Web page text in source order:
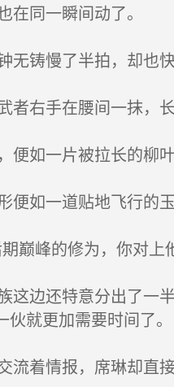
同一瞬间动了。
铸慢了半拍，却也快
右手在腰间一抹，长
如一片被拉长的柳
如一道贴地飞行的
巅峰的修为，你对上
边还特意分出了一
就更加需要时间了。
着情报，席琳却直